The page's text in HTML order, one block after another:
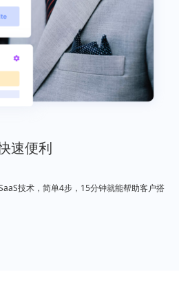
速便利
技术，简单4步，15分钟就能帮助客户搭